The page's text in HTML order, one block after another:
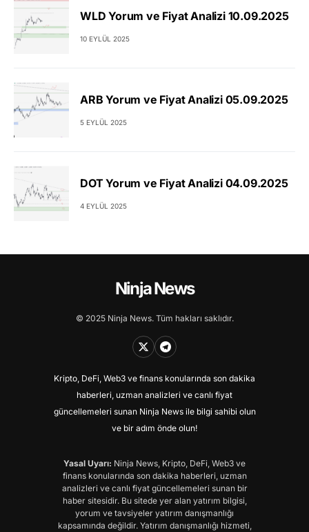
WLD Yorum ve Fiyat Analizi 10.09.2025
10 EYLÜL 2025
ARB Yorum ve Fiyat Analizi 05.09.2025
5 EYLÜL 2025
DOT Yorum ve Fiyat Analizi 04.09.2025
4 EYLÜL 2025
Ninja News
© 2025 Ninja News. Tüm hakları saklıdır.
Kripto, DeFi, Web3 ve finans konularında son dakika
haberleri, uzman analizleri ve canlı fiyat
güncellemeleri sunan Ninja News ile bilgi sahibi olun
ve bir adım önde olun!
Yasal Uyarı: Ninja News, Kripto, DeFi, Web3 ve
finans konularında son dakika haberleri, uzman
analizleri ve canlı fiyat güncellemeleri sunan bir
haber sitesidir. Bu sitede yer alan yatırım bilgisi,
yorum ve tavsiyeler yatırım danışmanlığı
kapsamında değildir. Yatırım danışmanlığı hizmeti,